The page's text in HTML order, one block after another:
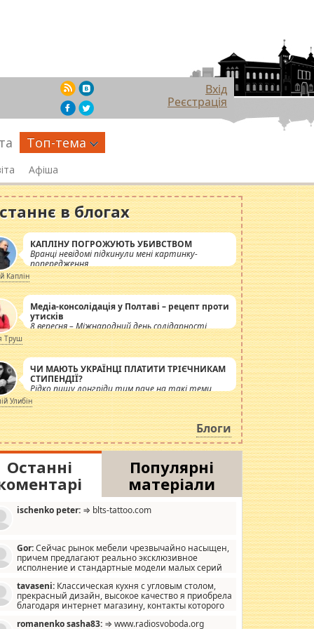
Вхід
Реєстрація
Топ-тема
Афіша
в блогах
КАПЛІНУ ПОГРОЖУЮТЬ УБИВСТВОМ
Вранці невідомі підкинули мені картинку-
попередження
Каплін
Медіа-консолідація у Полтаві – рецепт проти
утисків
8 вересня – Міжнародний день солідарності
журналістів.
Труш
ЧИ МАЮТЬ УКРАЇНЦІ ПЛАТИТИ ТРІЄЧНИКАМ
СТИПЕНДІЇ?
Рідко пишу лонгріди тим паче на такі теми,
але вже просто дістало! Обурюють сьогоднішні
інсенуації навколо стипендіального питання.
Штучно роздувається ще одна соціальна
катастрофа.
Улибін
Блоги
Останні
Популярні
матеріали
ischenko peter: ⇒ blts-tattoo.com
Gor:Сейчас рынок мебели чрезвычайно насыщен,
причем предлагают реально эксклюзивное
исполнение и стандартные модели малых серий
мало походит на стандартные формы, в MebelOk,
и что главное - со вкусом все в порядке,
ненужных наворотов удорожающих мебель, а это не
tavaseni: Классическая кухня с угловым столом,
прекрасный дизайн, высокое качество я приобрела
благодаря интернет магазину, контакты которого
romanenko sasha83: ⇒ www.radiosvoboda.org